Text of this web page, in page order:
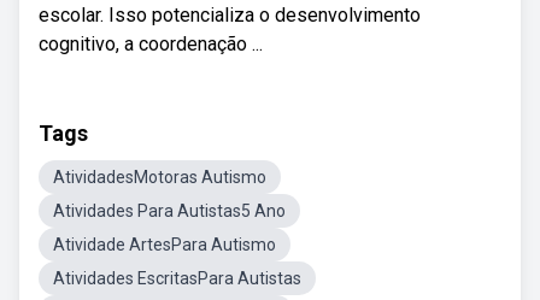
escolar. Isso potencializa o desenvolvimento
cognitivo, a coordenação ...
Tags
AtividadesMotoras Autismo
Atividades Para Autistas5 Ano
Atividade ArtesPara Autismo
Atividades EscritasPara Autistas